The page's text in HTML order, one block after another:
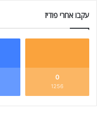
עקבו אחרי פודיז
0
1256